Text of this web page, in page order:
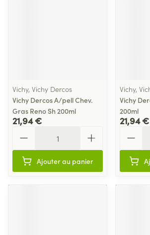
Vichy, Vichy Dercos
Vichy Dercos A/pell Chev.
Gras Reno Sh 200ml
21,94 €
Ajouter au panier
Vichy,
Vichy
200ml
21,94 €